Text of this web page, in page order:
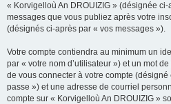
« Korvigelloù An DROUIZIG » (désignée
messages que vous publiez après votre
(désignés ci-après par « vos messages »).
Votre compte contiendra au minimum un
par « votre nom d’utilisateur ») et un mot
de vous connecter à votre compte
passe ») et une adresse de courriel
compte sur « Korvigelloù An DROUIZIG »